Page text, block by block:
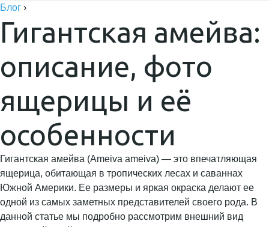
Блог ›
Гигантская амейва:
описание, фото
ящерицы и её
особенности
Гигантская амейва (Ameiva ameiva) — это впечатляющая
ящерица, обитающая в тропических лесах и саваннах
Южной Америки. Ее размеры и яркая окраска делают ее
одной из самых заметных представителей своего рода. В
данной статье мы подробно рассмотрим внешний вид